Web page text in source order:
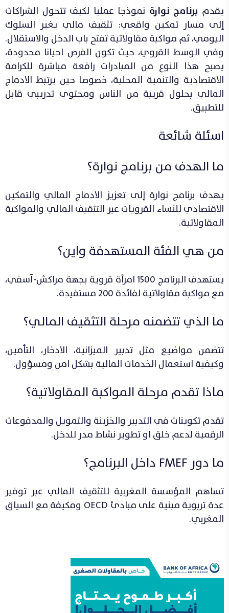
يقدم برنامج نوارة نموذجا عمليا لكيف تتحول الشراكات
إلى مسار تمكين واقعي: تثقيف مالي يغير السلوك
اليومي، ثم مواكبة مقاولاتية تفتح باب الدخل والاستقلال.
وفي الوسط القروي، حيث تكون الفرص احيانا محدودة،
يصبح هذا النوع من المبادرات رافعة مباشرة للكرامة
الاقتصادية والتنمية المحلية، خصوصا حين يرتبط الادماج
المالي بحلول قريبة من الناس ومحتوى تدريبي قابل
للتطبيق.
اسئلة شائعة
ما الهدف من برنامج نوارة؟
يهدف برنامج نوارة إلى تعزيز الادماج المالي والتمكين
الاقتصادي للنساء القرويات عبر التثقيف المالي والمواكبة
المقاولاتية.
من هي الفئة المستهدفة واين؟
يستهدف البرنامج 1500 امرأة قروية بجهة مراكش-آسفي،
مع مواكبة مقاولاتية لفائدة 200 مستفيدة.
ما الذي تتضمنه مرحلة التثقيف المالي؟
تتضمن مواضيع مثل تدبير الميزانية، الادخار، التأمين،
وكيفية استعمال الخدمات المالية بشكل امن ومسؤول.
ماذا تقدم مرحلة المواكبة المقاولاتية؟
تقدم تكوينات في التدبير والخزينة والتمويل والمدفوعات
الرقمية لدعم خلق او تطوير نشاط مدر للدخل.
ما دور FMEF داخل البرنامج؟
تساهم المؤسسة المغربية للتثقيف المالي عبر توفير
عدة تربوية مبنية على مبادئ OECD ومكيفة مع السياق
المغربي.